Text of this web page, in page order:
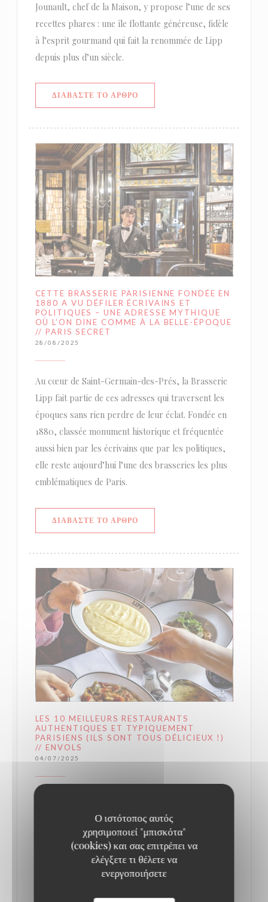
Ο ιστότοπος αυτός
χρησιμοποιεί "μπισκότα"
(cookies) και σας επιτρέπει να
ελέγξετε τι θέλετε να
ενεργοποιήσετε
Jounault, chef de la Maison, y propose l’une de ses
recettes phares : une île flottante généreuse, fidèle
à l’esprit gourmand qui fait la renommée de Lipp
depuis plus d’un siècle.
ΔΙΑΒΆΣΤΕ ΤΟ ΆΡΘΡΟ((ΑΝΟΊΓΕΙ ΣΕ ΝΈΟ ΠΑΡΆΘΥΡΟ))
CETTE BRASSERIE PARISIENNE FONDÉE EN
1880 A VU DÉFILER ÉCRIVAINS ET
POLITIQUES – UNE ADRESSE MYTHIQUE
OÙ L’ON DINE COMME À LA BELLE-ÉPOQUE
// PARIS SECRET
28/08/2025
Au cœur de Saint-Germain-des-Prés, la Brasserie
Lipp fait partie de ces adresses qui traversent les
époques sans rien perdre de leur éclat. Fondée en
1880, classée monument historique et fréquentée
aussi bien par les écrivains que par les politiques,
elle reste aujourd’hui l’une des brasseries les plus
emblématiques de Paris.
ΔΙΑΒΆΣΤΕ ΤΟ ΆΡΘΡΟ((ΑΝΟΊΓΕΙ ΣΕ ΝΈΟ ΠΑΡΆΘΥΡΟ))
LES 10 MEILLEURS RESTAURANTS
AUTHENTIQUES ET TYPIQUEMENT
PARISIENS (ILS SONT TOUS DÉLICIEUX !)
// ENVOLS
04/07/2025
Au cœur du très animé Saint-Germain-des-Prés, la
Brasserie parisienne Lipp conserve le charme
d’antan et l’esthétique artistique du début du siècle
dernier. Dans cette institution du quartier chic de la
Rive Gauche, on retrouve avec joie les piliers de la